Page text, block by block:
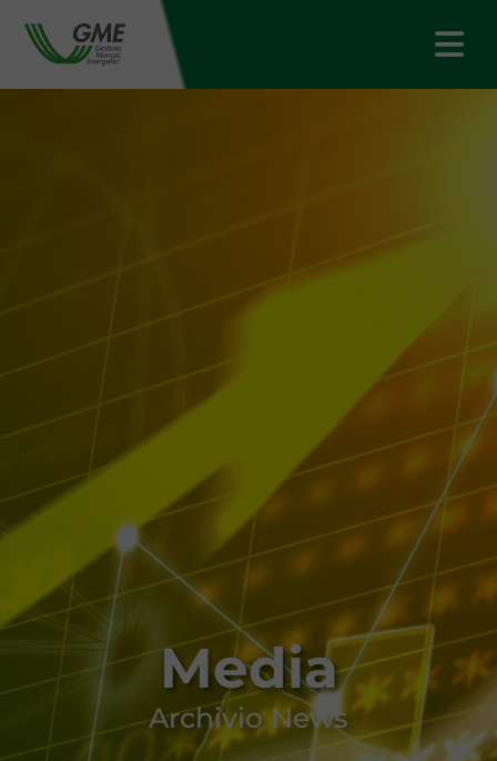
Media
Archivio News